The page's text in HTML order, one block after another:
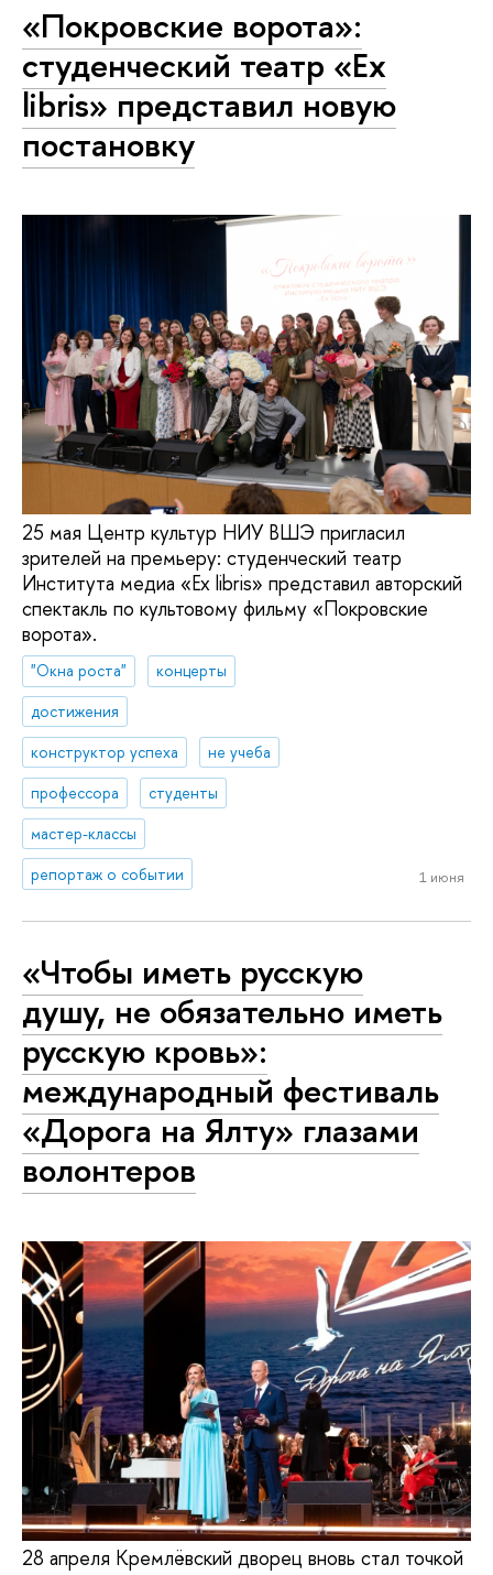
«Покровские ворота»:
студенческий театр «Ex
libris» представил новую
постановку
25 мая Центр культур НИУ ВШЭ пригласил
зрителей на премьеру: студенческий театр
Института медиа «Ex libris» представил авторский
спектакль по культовому фильму «Покровские
ворота».
"Окна роста"
концерты
достижения
конструктор успеха
не учеба
профессора
студенты
мастер-классы
репортаж о событии
1 июня
«Чтобы иметь русскую
душу, не обязательно иметь
русскую кровь»:
международный фестиваль
«Дорога на Ялту» глазами
волонтеров
28 апреля Кремлёвский дворец вновь стал точкой